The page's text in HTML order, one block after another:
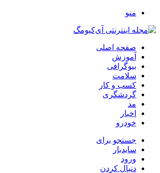
منو
صفحه اصلی
آموزش
بیوگرافی
سلامت
کسب و کار
گردشگری
مد
اخبار
خودرو
جستجو برای
سایدبار
ورود
دنبال کردن